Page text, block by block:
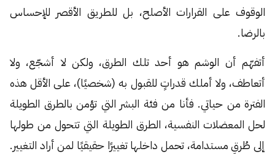
الوقوف على القرارات الأصلح، بل للطريق الأقصر للإحساس
بالرضا.
أتفهّم أن الوشم هو أحد تلك الطرق، ولكن لا أشجّع، ولا
أتعاطف، ولا أملك قدراتٍ للقبول به (شخصيًا)، على الأقل هذه
الفترة من حياتي. فأنا من فئة البشر التي تؤمن بالطرق الطويلة
لحل المعضلات النفسية، الطرق الطويلة التي تتحول من طولها
إلى طُرقٍ مستدامة، تحمل داخلها تغييرًا حقيقيًا لمن أراد التغيير.